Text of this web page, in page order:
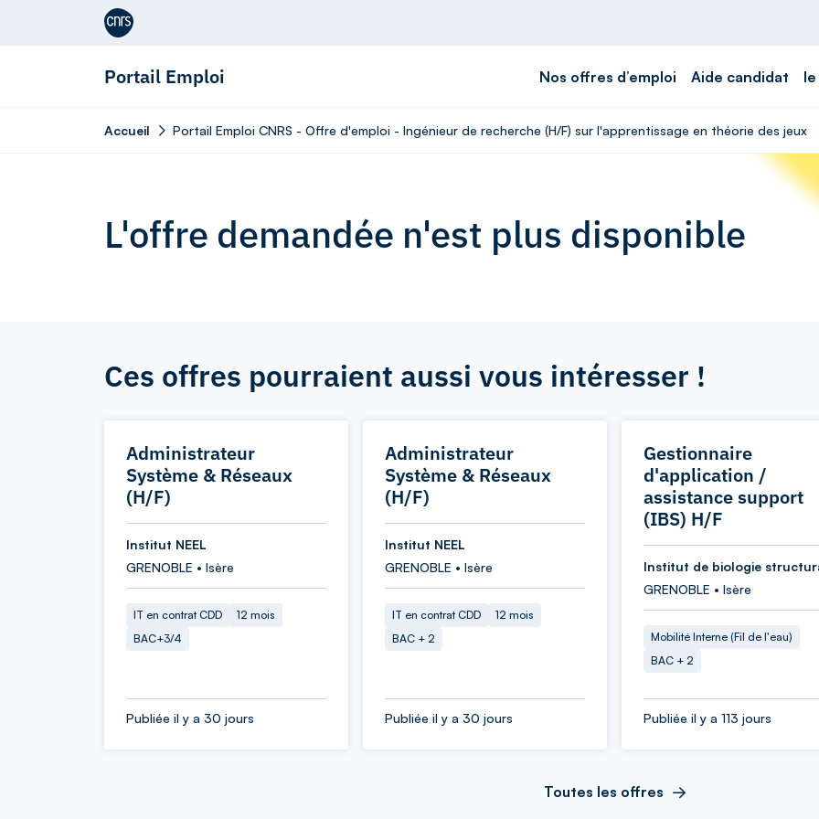
Aller au contenu
Portail Emploi Nos offres d’emploi Aide candidat
Accueil Portail Emploi CNRS - Offre d'emploi - Ingénieur de recherche (H/F) sur l'apprentissage en théorie des jeux
L'offre demandée n'est plus disponible
Ces offres pourraient aussi vous intéresser !
Administrateur
Système & Réseaux
(H/F)
Institut NEEL
GRENOBLE • Isère
IT en contrat CDD
12 mois
BAC+3/4
Publiée il y a 30 jours
Administrateur
Système & Réseaux
(H/F)
Institut NEEL
GRENOBLE • Isère
IT en contrat CDD
12 mois
BAC + 2
Publiée il y a 30 jours
Gestionnaire
d'application /
assistance support
(IBS) H/F
Institut de biologie
GRENOBLE • Isère
Mobilité Interne (Fil de l'eau)
BAC + 2
Publiée il y a 113 jours
Toutes les offres